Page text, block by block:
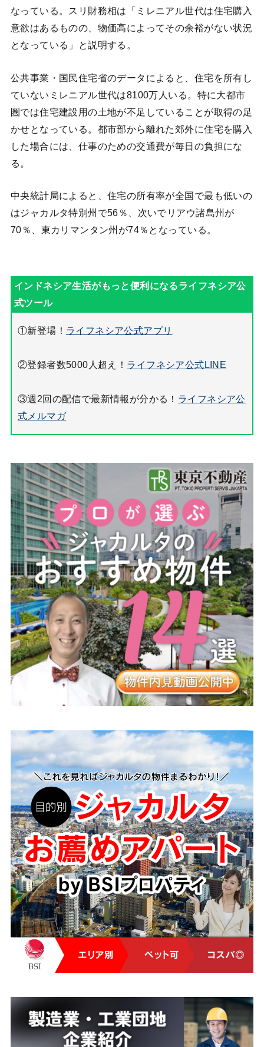
なっている。スリ財務相は「ミレニアル世代は住宅購入
意欲はあるものの、物価高によってその余裕がない状況
となっている」と説明する。
公共事業・国民住宅省のデータによると、住宅を所有し
ていないミレニアル世代は8100万人いる。特に大都市
圏では住宅建設用の土地が不足していることが取得の足
かせとなっている。都市部から離れた郊外に住宅を購入
した場合には、仕事のための交通費が毎日の負担にな
る。
中央統計局によると、住宅の所有率が全国で最も低いの
はジャカルタ特別州で56％、次いでリアウ諸島州が
70％、東カリマンタン州が74％となっている。
①新登場！ ライフネシア公式アプリ
②登録者数5000人超え！ ライフネシア公式LINE
③週2回の配信で最新情報が分かる！ ライフネシア公
式メルマガ